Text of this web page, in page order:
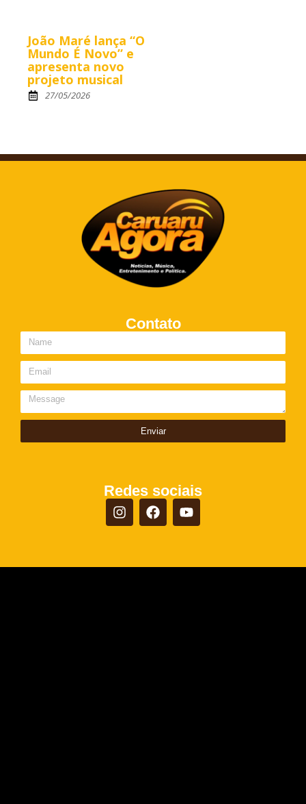
João Maré lança “O
Mundo É Novo” e
apresenta novo
projeto musical
27/05/2026
Contato
Enviar
Redes sociais